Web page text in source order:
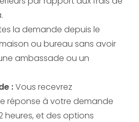
la demande depuis le
ou bureau sans avoir
ambassade ou un
:Vous recevrez
réponse à votre demande
heures, et des options